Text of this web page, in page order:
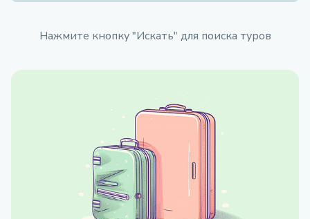
Нажмите кнопку "Искать" для поиска туров